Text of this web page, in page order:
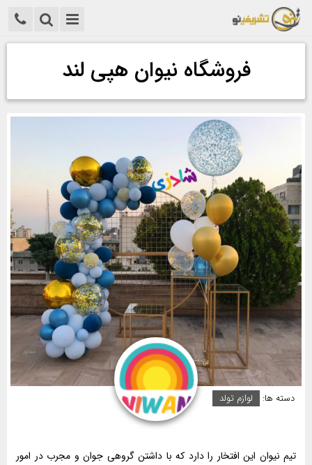
فروشگاه نیوان هپی لند
دسته ها: لوازم تولد
تیم نیوان این افتخار را دارد که با داشتن گروهی جوان و مجرب در امور